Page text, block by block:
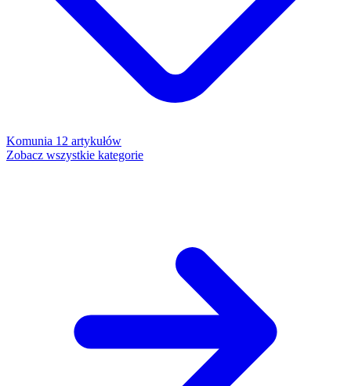
Komunia 12 artykułów
Zobacz wszystkie kategorie